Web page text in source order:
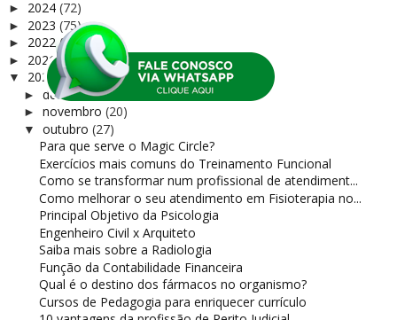
► 2024 (72)
► 2023 (75)
► 2022(37)
► 2021 (122)
▼ 2020(165)
► dezembro(12)
► novembro (20)
▼ outubro (27)
Para que serve o Magic Circle?
Exercícios mais comuns do Treinamento Funcional
Como se transformar num profissional de atendiment...
Como melhorar o seu atendimento em Fisioterapia no...
Principal Objetivo da Psicologia
Engenheiro Civil x Arquiteto
Saiba mais sobre a Radiologia
Função da Contabilidade Financeira
Qual é o destino dos fármacos no organismo?
Cursos de Pedagogia para enriquecer currículo